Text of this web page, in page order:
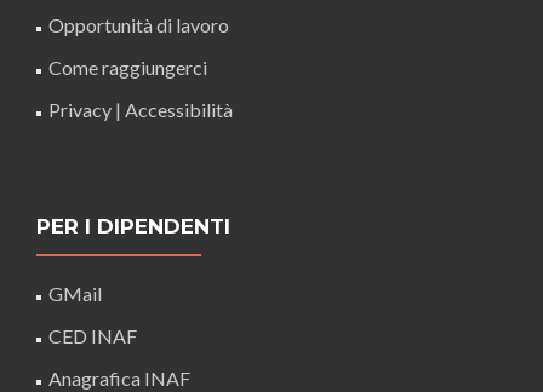
Opportunità di lavoro
Come raggiungerci
Privacy | Accessibilità
PER I DIPENDENTI
GMail
CED INAF
Anagrafica INAF